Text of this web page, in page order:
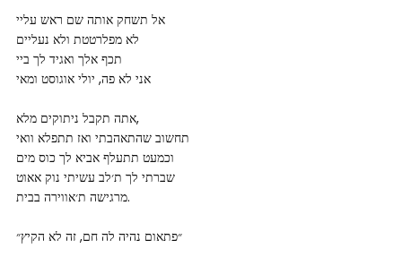
אל תשחק אותה שם ראש עליי
לא מפלרטטת ולא נעליים
תכף אלך ואגיד לך ביי
אני לא פה, יולי אוגוסט ומאי
אתה תקבל ניתוקים מלא,
תחשוב שהתאהבתי ואז תתפלא וואי
וכמעט תתעלף אביא לך כוס מים
שברתי לך ת׳לב עשיתי נוק אאוט
מרגישה ת׳אווירה בבית.
״פתאום נהיה לה חם, זה לא הקיץ״